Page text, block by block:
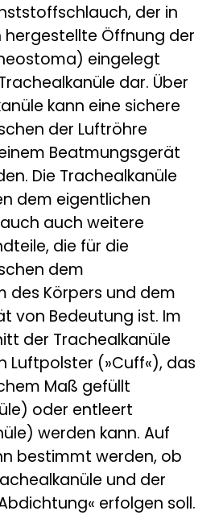
der in
hergestellte Öffnung der
eingelegt
dar. Über
kann eine sichere
der Luftröhre
Beatmungsgerät
Die Trachealkanüle
dem eigentlichen
auch weitere
die für die
dem
des Körpers und dem
von Bedeutung ist. Im
der Trachealkanüle
Luftpolster (»Cuff«), das
Maß gefüllt
oder entleert
werden kann. Auf
bestimmt werden, ob
und der
erfolgen soll.